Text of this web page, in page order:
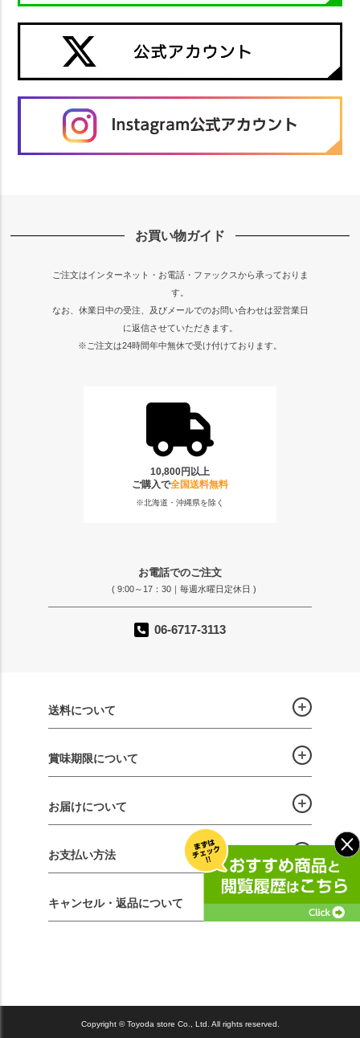
お買い物ガイド
ご注文はインターネット・お電話・ファックスから承っておりま
す。
なお、休業日中の受注、及びメールでのお問い合わせは翌営業日
に返信させていただきます。
※ご注文は24時間年中無休で受け付けております。
10,800円以上
ご購入で全国送料無料
※北海道・沖縄県を除く
お電話でのご注文
( 9:00～17：30｜毎週水曜日定休日 )
06-6717-3113
送料について
賞味期限について
お届けについて
お支払い方法
キャンセル・返品について
Copyright © Toyoda store Co., Ltd. All rights reserved.